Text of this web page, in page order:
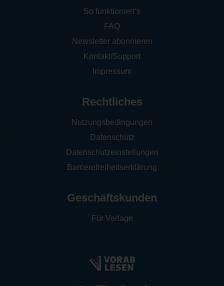
So funktioniert‘s
FAQ
Newsletter abonnieren
Kontakt/Support
Impressum
Rechtliches
Nutzungsbedingungen
Datenschutz
Datenschutzeinstellungen
Barrierefreiheitserklärung
Geschäftskunden
Für Verlage